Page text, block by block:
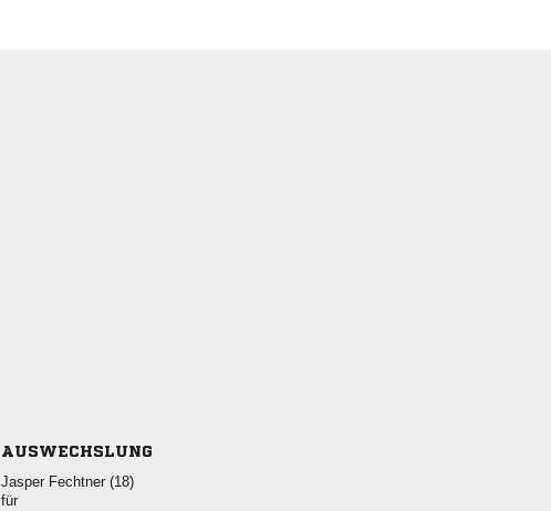
AUSWECHSLUNG
  
für